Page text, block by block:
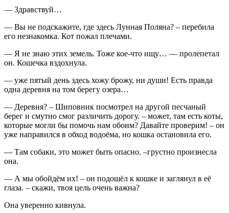
— Здравствуй…
— Вы не подскажите, где здесь Лунная Поляна? – перебила
его незнакомка. Кот пожал плечами.
— Я не знаю этих земель. Тоже кое-что ищу… — пролепетал
он. Кошечка вздохнула.
— уже пятый день здесь хожу брожу, ни души! Есть правда
одна деревня на том берегу озера…
— Деревня? – Шиповник посмотрел на другой песчаный
берег и смутно смог различить дорогу. – может, там есть коты,
которые могли бы помочь нам обоим? Давайте проверим! – он
уже направился в обход водоёма, но кошка остановила его.
— Там собаки, это может быть опасно. –грустно произнесла
она.
— А мы обойдём их! – он подошёл к кошке и заглянул в её
глаза. – скажи, твоя цель очень важна?
Она уверенно кивнула.